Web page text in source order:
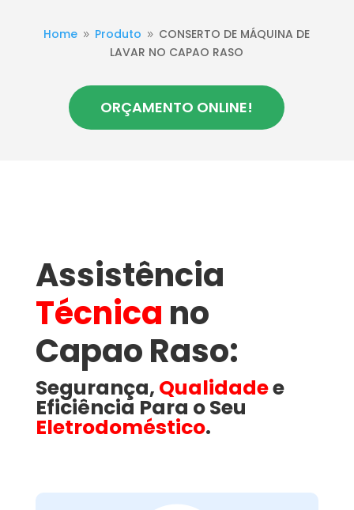
Home 9 Produto 9 CONSERTO DE MÁQUINA DE
LAVAR NO CAPAO RASO
ORÇAMENTO ONLINE!
Assistência
Técnica no
Capao Raso​:
Segurança, Qualidadee
Eficiência Para o Seu
Eletrodoméstico.